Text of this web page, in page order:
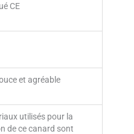
CE
et agréable
utilisés pour la
de ce canard sont